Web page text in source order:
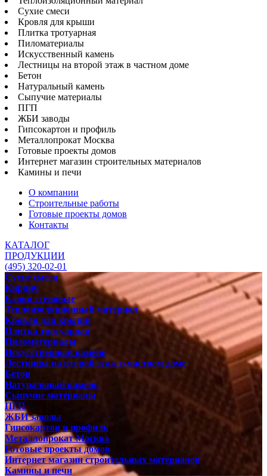
Сухие смеси
Кровля для крыши
Плитка тротуарная
Пиломатериалы
Искусственный камень
Лестницы на второй этаж в частном доме
Бетон
Натуральный камень
Сыпучие материалы
ПГП
ЖБИ заводы
Гипсокартон и профиль
Металлопрокат Москва
Готовые проекты домов
Интернет магазин строительных материалов
Камины и печи
О компании
Строительные работы
Готовые проекты домов
Контакты
КАТАЛОГ
ПРОДУКЦИИ
(495) 320-02-01
Сухие смеси
Кирпич
Блоки стеновые
Теплоизоляционный материал
Кровля для крыши
Плитка тротуарная
Пиломатериалы
Искусственный камень
Лестницы на второй этаж в частном доме
Бетон
Натуральный камень
Сыпучие материалы
ПГП
ЖБИ заводы
Гипсокартон и профиль
Металлопрокат Москва
Готовые проекты домов
Интернет магазин строительных материалов
Камины и печи